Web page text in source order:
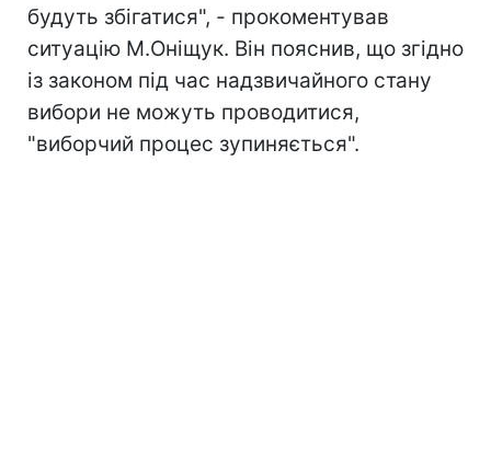
будуть збігатися", - прокоментував
ситуацію М.Оніщук. Він пояснив, що згідно
із законом під час надзвичайного стану
вибори не можуть проводитися,
"виборчий процес зупиняється".